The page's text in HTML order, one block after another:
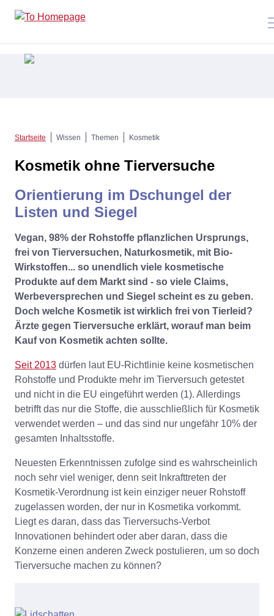
Startseite Wissen Themen Kosmetik
Kosmetik ohne Tierversuche
Orientierung im Dschungel der
Listen und Siegel
Vegan, 98% der Rohstoffe pflanzlichen Ursprungs,
frei von Tierversuchen, Naturkosmetik, mit Bio-
Wirkstoffen... so unendlich viele kosmetische
Produkte auf dem Markt sind - so viele Claims,
Werbeversprechen und Siegel scheint es zu geben.
Doch welche Kosmetik ist wirklich frei von Tierleid?
Ärzte gegen Tierversuche erklärt, worauf man beim
Kauf von Kosmetik achten sollte.
Seit 2013 dürfen laut EU-Richtlinie keine kosmetischen
Rohstoffe und Produkte mehr im Tierversuch getestet
und nicht in die EU eingeführt werden (1). Allerdings
betrifft das nur die Stoffe, die ausschließlich für Kosmetik
verwendet werden – und das sind nur ungefähr 10% der
gesamten Inhaltsstoffe.
Neuesten Erkenntnissen zufolge sind es wahrscheinlich
noch sehr viel weniger, denn seit Inkrafttreten der
Kosmetik-Verordnung ist kein einziger neuer Rohstoff
zugelassen worden, der nur in Kosmetika vorkommt.
Liegt es daran, dass das Tierversuchs-Verbot
Innovationen behindert oder aber daran, dass die
Konzerne einen anderen Zweck postulieren, um so doch
Tierversuche machen zu können?